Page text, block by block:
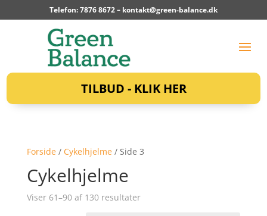
Telefon: 7876 8672 – kontakt@green-balance.dk
TILBUD - KLIK HER
Forside/ Cykelhjelme/ Side 3
Cykelhjelme
Viser 61–90 af 130 resultater